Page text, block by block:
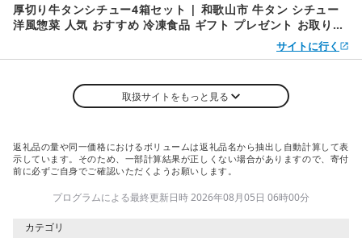
厚切り牛タンシチュー4箱セット | 和歌山市 牛タン シチュー
洋風惣菜 人気 おすすめ 冷凍食品 ギフト プレゼント お取り寄
サイトに行く
取扱サイトをもっと見る
返礼品の量や同一価格におけるボリュームは返礼品名から抽出し自動計算して表
示しています。そのため、一部計算結果が正しくない場合がありますので、寄付
前に必ずご自身でご確認いただくようお願いします。
プログラムによる最終更新日時 2026年08月05日 06時00分
カテゴリ